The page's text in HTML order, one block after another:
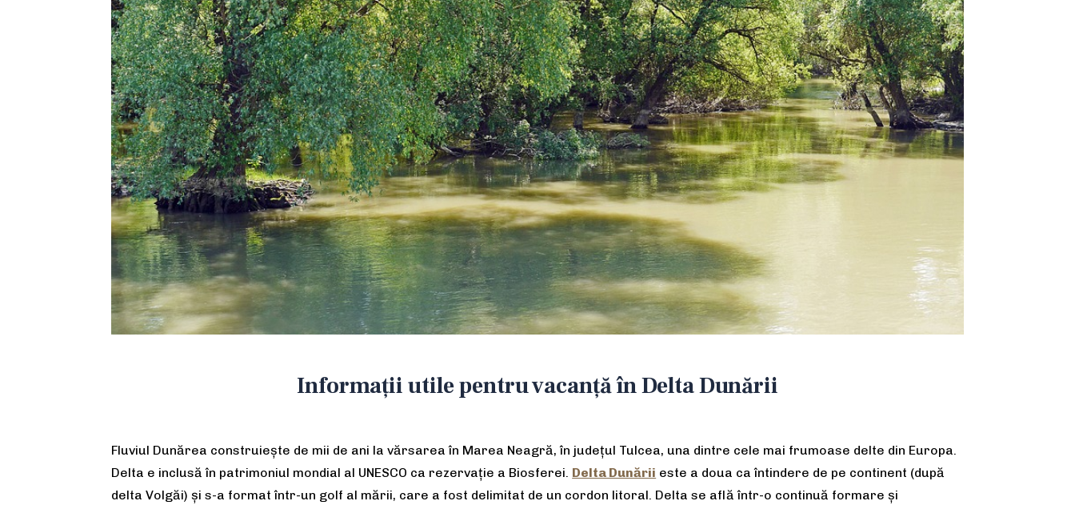
Informații utile pentru vacanță în Delta Dunării
Fluviul Dunărea construiește de mii de ani la vărsarea în Marea Neagră, în județul Tulcea, una dintre cele mai frumoase delte din Europa.
Delta e inclusă în patrimoniul mondial al UNESCO ca rezervație a Biosferei. Delta Dunării este a doua ca întindere de pe continent (după
delta Volgăi) și s-a format într-un golf al mării, care a fost delimitat de un cordon litoral. Delta se află într-o continuă formare și